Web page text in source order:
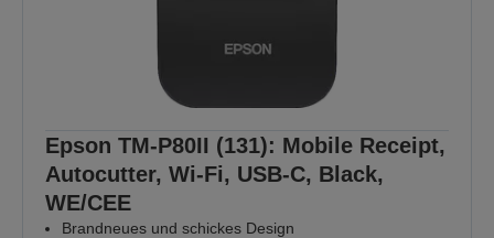
Epson TM-P80II (131): Mobile Receipt,
Autocutter, Wi-Fi, USB-C, Black,
WE/CEE
Brandneues und schickes Design